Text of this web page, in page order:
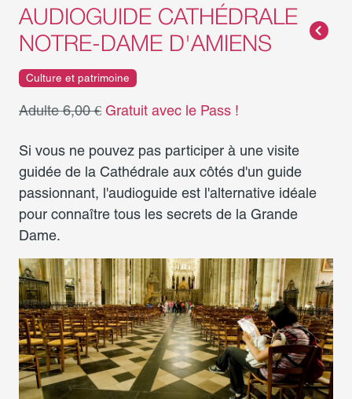
AUDIOGUIDE CATHÉDRALE
NOTRE-DAME D'AMIENS
Culture et patrimoine
Adulte 6,00 € Gratuit avec le Pass !
Si vous ne pouvez pas participer à une visite
guidée de la Cathédrale aux côtés d'un guide
passionnant, l'audioguide est l'alternative idéale
pour connaître tous les secrets de la Grande
Dame.